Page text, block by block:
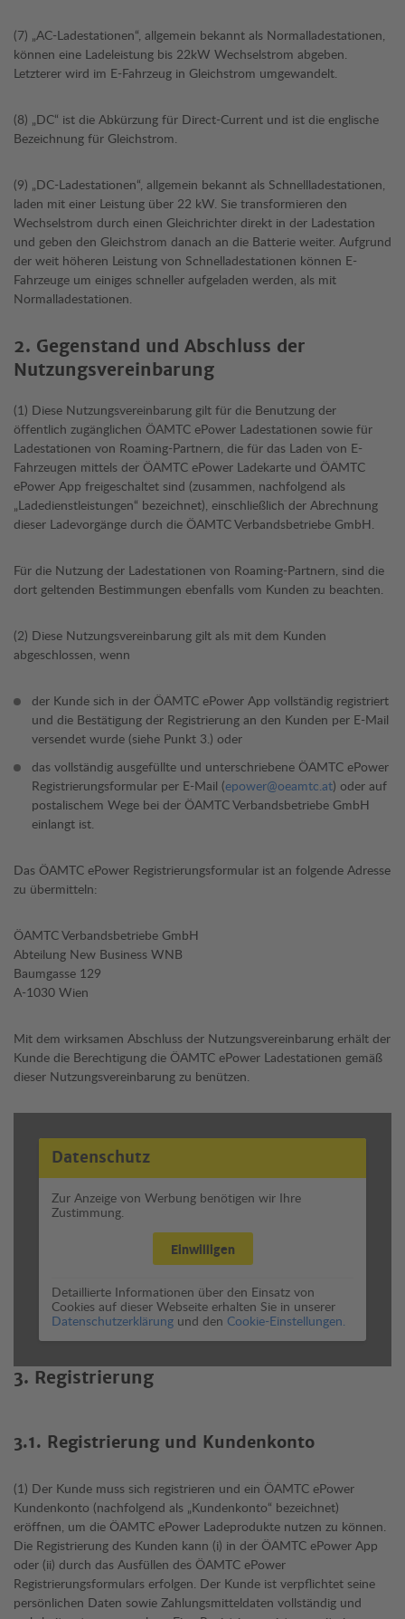
(7) „AC-Ladestationen“, allgemein bekannt als Normalladestationen,
können eine Ladeleistung bis 22kW Wechselstrom abgeben.
Letzterer wird im E-Fahrzeug in Gleichstrom umgewandelt.
(8) „DC“ ist die Abkürzung für Direct-Current und ist die englische
Bezeichnung für Gleichstrom.
(9) „DC-Ladestationen“, allgemein bekannt als Schnellladestationen,
laden mit einer Leistung über 22 kW. Sie transformieren den
Wechselstrom durch einen Gleichrichter direkt in der Ladestation
und geben den Gleichstrom danach an die Batterie weiter. Aufgrund
der weit höheren Leistung von Schnelladestationen können E-
Fahrzeuge um einiges schneller aufgeladen werden, als mit
Normalladestationen.
2. Gegenstand und Abschluss der
Nutzungsvereinbarung
(1) Diese Nutzungsvereinbarung gilt für die Benutzung der
öffentlich zugänglichen ÖAMTC ePower Ladestationen sowie für
Ladestationen von Roaming-Partnern, die für das Laden von E-
Fahrzeugen mittels der ÖAMTC ePower Ladekarte und ÖAMTC
ePower App freigeschaltet sind (zusammen, nachfolgend als
„Ladedienstleistungen“ bezeichnet), einschließlich der Abrechnung
dieser Ladevorgänge durch die ÖAMTC Verbandsbetriebe GmbH.
Für die Nutzung der Ladestationen von Roaming-Partnern, sind die
dort geltenden Bestimmungen ebenfalls vom Kunden zu beachten.
(2) Diese Nutzungsvereinbarung gilt als mit dem Kunden
abgeschlossen, wenn
der Kunde sich in der ÖAMTC ePower App vollständig registriert
und die Bestätigung der Registrierung an den Kunden per E-Mail
versendet wurde (siehe Punkt 3.) oder
das vollständig ausgefüllte und unterschriebene ÖAMTC ePower
Registrierungsformular per E-Mail (epower@oeamtc.at) oder auf
postalischem Wege bei der ÖAMTC Verbandsbetriebe GmbH
einlangt ist.
Das ÖAMTC ePower Registrierungsformular ist an folgende Adresse
zu übermitteln:
ÖAMTC Verbandsbetriebe GmbH
Abteilung New Business WNB
Baumgasse 129
A-1030 Wien
Mit dem wirksamen Abschluss der Nutzungsvereinbarung erhält der
Kunde die Berechtigung die ÖAMTC ePower Ladestationen gemäß
dieser Nutzungsvereinbarung zu benützen.
Datenschutz
Zur Anzeige von Werbung benötigen wir Ihre
Zustimmung.
Einwilligen
Detaillierte Informationen über den Einsatz von
Cookies auf dieser Webseite erhalten Sie in unserer
Datenschutzerklärung und den Cookie-Einstellungen.
3. Registrierung
3.1. Registrierung und Kundenkonto
(1) Der Kunde muss sich registrieren und ein ÖAMTC ePower
Kundenkonto (nachfolgend als „Kundenkonto“ bezeichnet)
eröffnen, um die ÖAMTC ePower Ladeprodukte nutzen zu können.
Die Registrierung des Kunden kann (i) in der ÖAMTC ePower App
oder (ii) durch das Ausfüllen des ÖAMTC ePower
Registrierungsformulars erfolgen. Der Kunde ist verpflichtet seine
persönlichen Daten sowie Zahlungsmitteldaten vollständig und